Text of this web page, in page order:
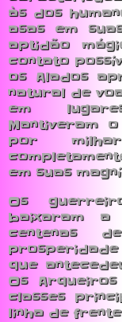
às dos
asas em
aptidão
contato
os Alados
natural de
em
Mantiveram
por
em suas
Os
baixaram a
centenas
prosperidade
que
Os
classes
linha de